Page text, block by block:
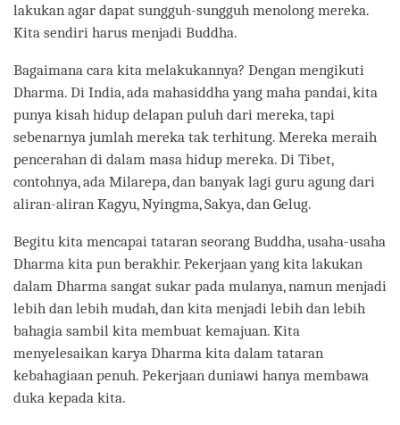
lakukan agar dapat sungguh-sungguh menolong mereka.
Kita sendiri harus menjadi Buddha.
Bagaimana cara kita melakukannya? Dengan mengikuti
Dharma. Di India, ada mahasiddha yang maha pandai, kita
punya kisah hidup delapan puluh dari mereka, tapi
sebenarnya jumlah mereka tak terhitung. Mereka meraih
pencerahan di dalam masa hidup mereka. Di Tibet,
contohnya, ada Milarepa, dan banyak lagi guru agung dari
aliran-aliran Kagyu, Nyingma, Sakya, dan Gelug.
Begitu kita mencapai tataran seorang Buddha, usaha-usaha
Dharma kita pun berakhir. Pekerjaan yang kita lakukan
dalam Dharma sangat sukar pada mulanya, namun menjadi
lebih dan lebih mudah, dan kita menjadi lebih dan lebih
bahagia sambil kita membuat kemajuan. Kita
menyelesaikan karya Dharma kita dalam tataran
kebahagiaan penuh. Pekerjaan duniawi hanya membawa
duka kepada kita.